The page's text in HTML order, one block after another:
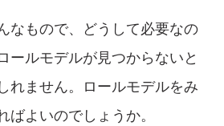
なもので、どうして必要なの
ールモデルが見つからないと
れません。ロールモデルをみ
よいのでしょうか。